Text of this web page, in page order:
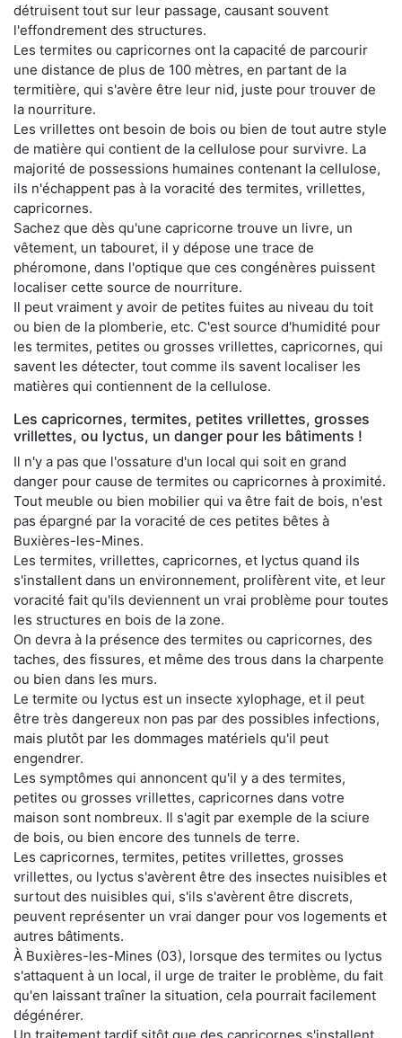
détruisent tout sur leur passage, causant souvent
l'effondrement des structures.
Les termites ou capricornes ont la capacité de parcourir
une distance de plus de 100 mètres, en partant de la
termitière, qui s'avère être leur nid, juste pour trouver de
la nourriture.
Les vrillettes ont besoin de bois ou bien de tout autre style
de matière qui contient de la cellulose pour survivre. La
majorité de possessions humaines contenant la cellulose,
ils n'échappent pas à la voracité des termites, vrillettes,
capricornes.
Sachez que dès qu'une capricorne trouve un livre, un
vêtement, un tabouret, il y dépose une trace de
phéromone, dans l'optique que ces congénères puissent
localiser cette source de nourriture.
Il peut vraiment y avoir de petites fuites au niveau du toit
ou bien de la plomberie, etc. C'est source d'humidité pour
les termites, petites ou grosses vrillettes, capricornes, qui
savent les détecter, tout comme ils savent localiser les
matières qui contiennent de la cellulose.
Les capricornes, termites, petites vrillettes, grosses
vrillettes, ou lyctus, un danger pour les bâtiments !
Il n'y a pas que l'ossature d'un local qui soit en grand
danger pour cause de termites ou capricornes à proximité.
Tout meuble ou bien mobilier qui va être fait de bois, n'est
pas épargné par la voracité de ces petites bêtes à
Buxières-les-Mines.
Les termites, vrillettes, capricornes, et lyctus quand ils
s'installent dans un environnement, prolifèrent vite, et leur
voracité fait qu'ils deviennent un vrai problème pour toutes
les structures en bois de la zone.
On devra à la présence des termites ou capricornes, des
taches, des fissures, et même des trous dans la charpente
ou bien dans les murs.
Le termite ou lyctus est un insecte xylophage, et il peut
être très dangereux non pas par des possibles infections,
mais plutôt par les dommages matériels qu'il peut
engendrer.
Les symptômes qui annoncent qu'il y a des termites,
petites ou grosses vrillettes, capricornes dans votre
maison sont nombreux. Il s'agit par exemple de la sciure
de bois, ou bien encore des tunnels de terre.
Les capricornes, termites, petites vrillettes, grosses
vrillettes, ou lyctus s'avèrent être des insectes nuisibles et
surtout des nuisibles qui, s'ils s'avèrent être discrets,
peuvent représenter un vrai danger pour vos logements et
autres bâtiments.
À Buxières-les-Mines (03), lorsque des termites ou lyctus
s'attaquent à un local, il urge de traiter le problème, du fait
qu'en laissant traîner la situation, cela pourrait facilement
dégénérer.